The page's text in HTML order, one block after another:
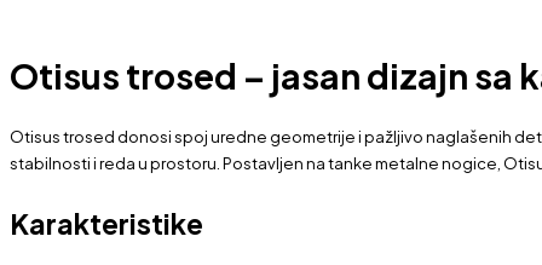
Otisus trosed – jasan dizajn sa
Otisus trosed donosi spoj uredne geometrije i pažljivo naglašenih
stabilnosti i reda u prostoru. Postavljen na tanke metalne nogice,
Karakteristike